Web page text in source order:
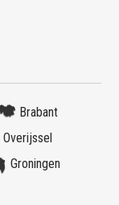
Brabant
Overijssel
Groningen